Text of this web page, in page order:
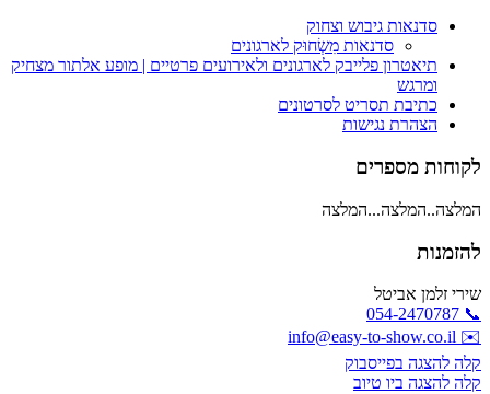
סדנאות גיבוש וצחוק
סדנאות מִשְׂחוּק לארגונים
תיאטרון פלייבק לארגונים ולאירועים פרטיים | מופע אלתור מצחיק
ומרגש
כתיבת תסריט לסרטונים
הצהרת נגישות
לקוחות מספרים
המלצה..המלצה...המלצה
להזמנות
שירי זלמן אביטל
📞 054-2470787
✉️ info@easy-to-show.co.il
קלה להצגה בפייסבוק
קלה להצגה ביו טיוב